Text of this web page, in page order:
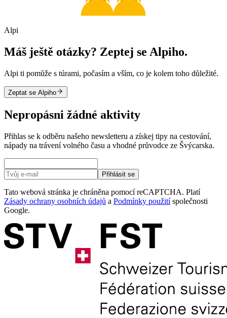
Alpi
Máš ještě otázky? Zeptej se Alpiho.
Alpi ti pomůže s túrami, počasím a vším, co je kolem toho důležité.
Zeptat se Alpiho
Nepropásni žádné aktivity
Přihlas se k odběru našeho newsletteru a získej tipy na cestování,
nápady na trávení volného času a vhodné průvodce ze Švýcarska.
Přihlásit se
Tato webová stránka je chráněna pomocí reCAPTCHA. Platí
Zásady ochrany osobních údajů a Podmínky použitíspolečnosti
Google.